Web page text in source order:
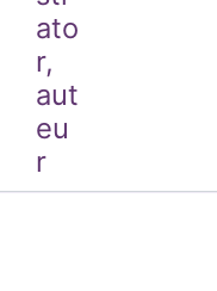
ato
r,
aut
eu
r